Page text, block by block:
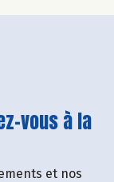
vous à la
et nos